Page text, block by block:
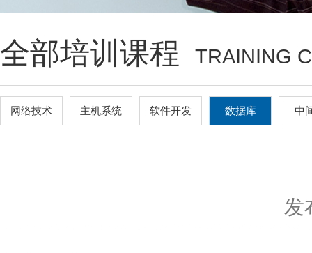
全部培训课程 TRAINING
网络技术 主机系统 软件开发 数据库 中
发